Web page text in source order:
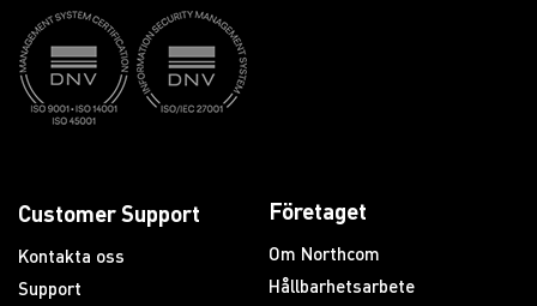
Customer Support
Kontakta oss
Support
Företaget
Om Northcom
Hållbarhetsarbete